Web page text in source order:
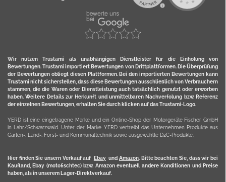
Wir nutzen Trustami als unabhängigen Dienstleister für die Einholung von
Bewertungen. Trustami importiert Bewertungen von Drittplattformen. Die Überprüfung
der Bewertungen obliegt diesen Plattformen. Bei den importierten Bewertungen kann
Trustami nicht sicherstellen, dass diese Bewertungen ausschließlich von Verbrauchern
stammen, die die Waren oder Dienstleistung auch tatsächlich genutzt oder erworben
haben. Weitere Details zur Herkunft und unmittelbaren Nachverfolung bzw. Referenz
der einzelnen Bewertungen, erhalten Sie durch klicken auf das Trustami-Logo.
YERD ist eine eingetragene Marke und ein Online-Shop der Motorgeräte Fischer GmbH
in Lahr/Schwarzwald. Unter der Marke YERD vertreibt das Unternehmen Produkte aus
Garten-, Land-, Forst- und Kommunaltechnik sowie ausgewählte D2C-Produkte.
Hier finden Sie unsern Verkauf auf Ebayund Amazon. Bitte beachten Sie, dass wir bei
Kaufland, Ebay (motofischtec) bzw. Amazon eventuell andere Konditionen und Preise
haben, als in unserem Lager-Direktverkauf.